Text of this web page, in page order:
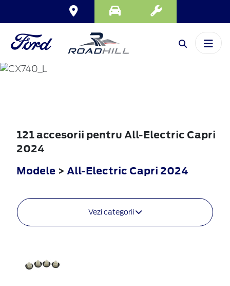
ALL-ELECTRIC
CAPRI
121 accesorii pentru All-Electric Capri
2024
Modele > All-Electric Capri 2024
Vezi categorii